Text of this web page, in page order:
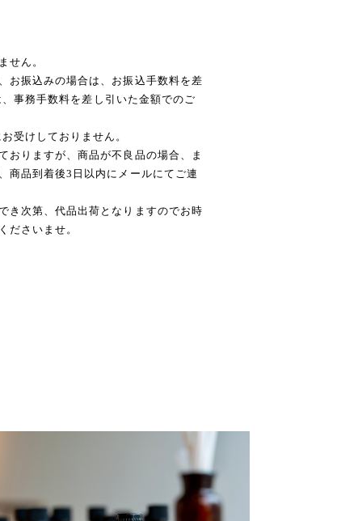
せん。
お振込みの場合は、お振込手数料を差
事務手数料を差し引いた金額でのご
受けしておりません。
おりますが、商品が不良品の場合、ま
商品到着後3日以内にメールにてご連
き次第、代品出荷となりますのでお時
ださいませ。